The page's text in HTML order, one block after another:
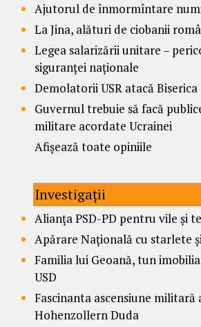
Ajutorul de înmormîntare
La Jina, alături de ciobanii
Legea salarizării unitare –
siguranței naționale
Demolatorii USR atacă Biserica
Guvernul trebuie să facă
militare acordate Ucrainei
Afișează toate opiniile
Investigații
Alianța PSD-PD pentru vile și
Apărare Națională cu starlete
Familia lui Geoană, tun
USD
Fascinanta ascensiune
Hohenzollern Duda